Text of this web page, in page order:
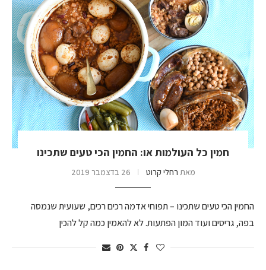
חמין כל העולמות או: החמין הכי טעים שתכינו
מאת רחלי קרוט 26 בדצמבר 2019
החמין הכי טעים שתכינו – תפוחי אדמה רכים רכים, שעועית שנמסה
בפה, גריסים ועוד המון הפתעות. לא להאמין כמה קל להכין